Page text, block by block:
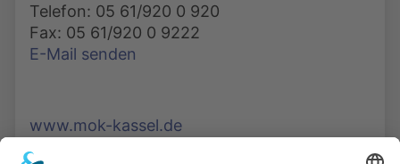
Telefon: 05 61/920 0 920
Fax: 05 61/920 0 9222
E-Mail senden
www.mok-kassel.de